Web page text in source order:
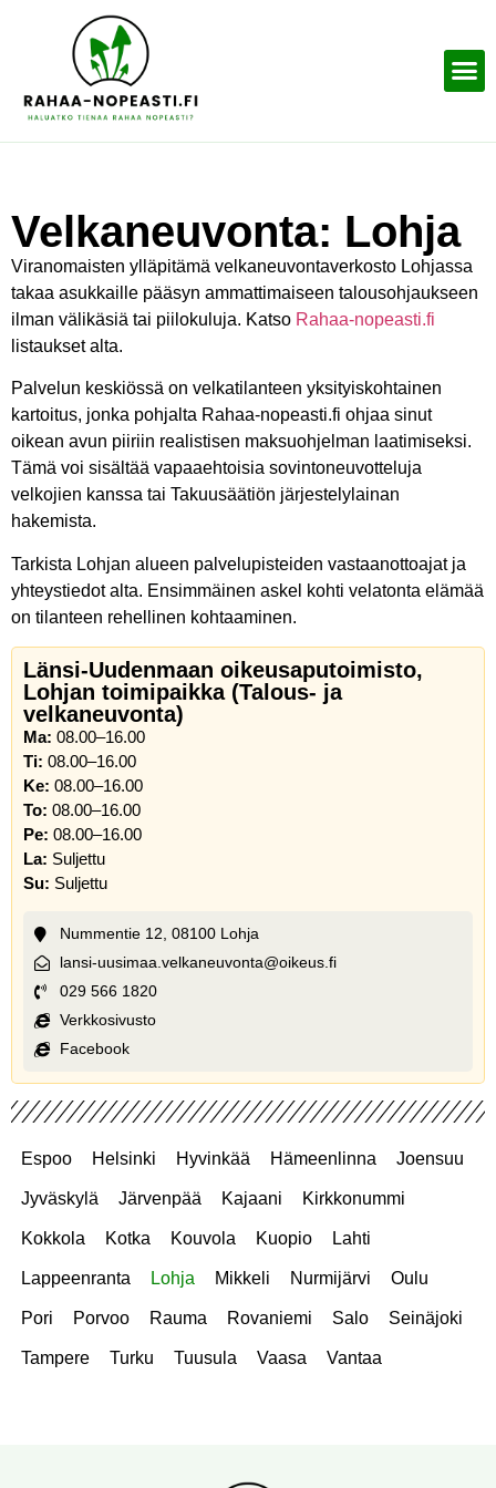
Velkaneuvonta: Lohja
Viranomaisten ylläpitämä velkaneuvontaverkosto Lohjassa
takaa asukkaille pääsyn ammattimaiseen talousohjaukseen
ilman välikäsiä tai piilokuluja. Katso Rahaa-nopeasti.fi
listaukset alta.
Palvelun keskiössä on velkatilanteen yksityiskohtainen
kartoitus, jonka pohjalta Rahaa-nopeasti.fi ohjaa sinut
oikean avun piiriin realistisen maksuohjelman laatimiseksi.
Tämä voi sisältää vapaaehtoisia sovintoneuvotteluja
velkojien kanssa tai Takuusäätiön järjestelylainan
hakemista.
Tarkista Lohjan alueen palvelupisteiden vastaanottoajat ja
yhteystiedot alta. Ensimmäinen askel kohti velatonta elämää
on tilanteen rehellinen kohtaaminen.
Länsi-Uudenmaan oikeusaputoimisto,
Lohjan toimipaikka (Talous- ja
velkaneuvonta)
Ma: 08.00–16.00
Ti: 08.00–16.00
Ke: 08.00–16.00
To: 08.00–16.00
Pe: 08.00–16.00
La: Suljettu
Su: Suljettu
Nummentie 12, 08100 Lohja
lansi-uusimaa.velkaneuvonta@oikeus.fi
029 566 1820
Verkkosivusto
Facebook
Espoo Helsinki Hyvinkää Hämeenlinna Joensuu
Jyväskylä Järvenpää Kajaani Kirkkonummi
Kokkola Kotka Kouvola Kuopio Lahti
Lappeenranta Lohja Mikkeli Nurmijärvi Oulu
Pori Porvoo Rauma Rovaniemi Salo Seinäjoki
Tampere Turku Tuusula Vaasa Vantaa